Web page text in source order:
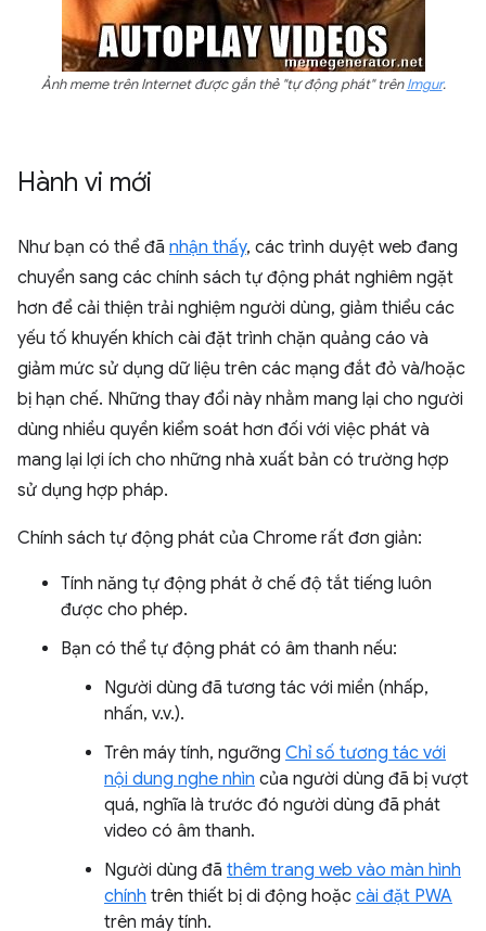
Ảnh meme trên Internet được gắn thẻ "tự động phát" trênImgur.
Hành vi mới
Như bạn có thể đã nhận thấy, các trình duyệt web đang
chuyển sang các chính sách tự động phát nghiêm ngặt
hơn để cải thiện trải nghiệm người dùng, giảm thiểu các
yếu tố khuyến khích cài đặt trình chặn quảng cáo và
giảm mức sử dụng dữ liệu trên các mạng đắt đỏ và/hoặc
bị hạn chế. Những thay đổi này nhằm mang lại cho người
dùng nhiều quyền kiểm soát hơn đối với việc phát và
mang lại lợi ích cho những nhà xuất bản có trường hợp
sử dụng hợp pháp.
Chính sách tự động phát của Chrome rất đơn giản:
Tính năng tự động phát ở chế độ tắt tiếng luôn
được cho phép.
Bạn có thể tự động phát có âm thanh nếu:
Người dùng đã tương tác với miền (nhấp,
nhấn, v.v.).
Trên máy tính, ngưỡng Chỉ số tương tác với
nội dung nghe nhìn của người dùng đã bị vượt
quá, nghĩa là trước đó người dùng đã phát
video có âm thanh.
Người dùng đã thêm trang web vào màn hình
chính trên thiết bị di động hoặc cài đặt PWA
trên máy tính.